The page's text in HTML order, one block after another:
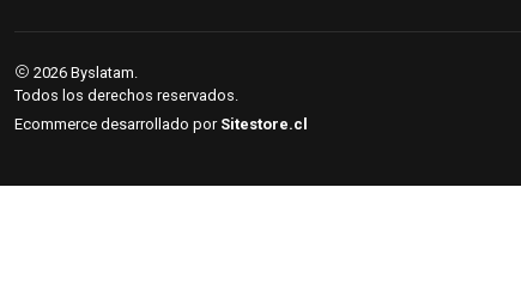
2026 Byslatam.
Todos los derechos reservados.
Ecommerce desarrollado por Sitestore.cl